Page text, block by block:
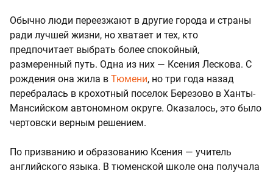
Обычно люди переезжают в другие города и страны
ради лучшей жизни, но хватает и тех, кто
предпочитает выбрать более спокойный,
размеренный путь. Одна из них — Ксения Лескова. С
рождения она жила в Тюмени, но три года назад
перебралась в крохотный поселок Березово в Ханты-
Мансийском автономном округе. Оказалось, это было
чертовски верным решением.
По призванию и образованию Ксения — учитель
английского языка. В тюменской школе она получала